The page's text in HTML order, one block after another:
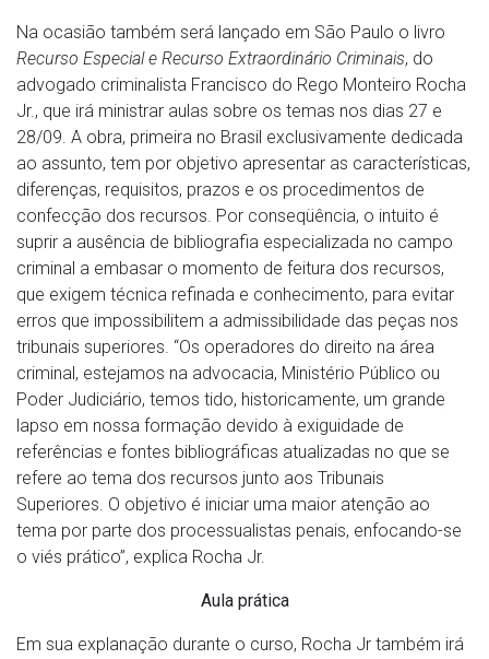
Na ocasião também será lançado em São Paulo o livro
Recurso Especial e Recurso Extraordinário Criminais, do
advogado criminalista Francisco do Rego Monteiro Rocha
Jr., que irá ministrar aulas sobre os temas nos dias 27 e
28/09. A obra, primeira no Brasil exclusivamente dedicada
ao assunto, tem por objetivo apresentar as características,
diferenças, requisitos, prazos e os procedimentos de
confecção dos recursos. Por conseqüência, o intuito é
suprir a ausência de bibliografia especializada no campo
criminal a embasar o momento de feitura dos recursos,
que exigem técnica refinada e conhecimento, para evitar
erros que impossibilitem a admissibilidade das peças nos
tribunais superiores. “Os operadores do direito na área
criminal, estejamos na advocacia, Ministério Público ou
Poder Judiciário, temos tido, historicamente, um grande
lapso em nossa formação devido à exiguidade de
referências e fontes bibliográficas atualizadas no que se
refere ao tema dos recursos junto aos Tribunais
Superiores. O objetivo é iniciar uma maior atenção ao
tema por parte dos processualistas penais, enfocando-se
o viés prático”, explica Rocha Jr.
Aula prática
Em sua explanação durante o curso, Rocha Jr também irá